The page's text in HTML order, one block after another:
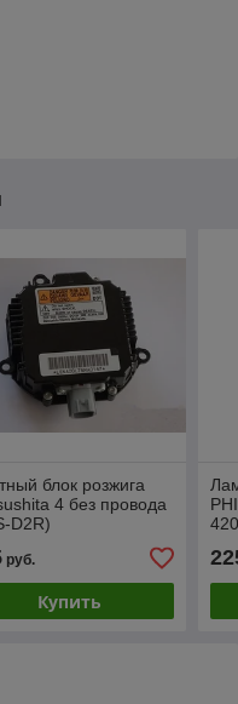
блок розжига
4 без провода
D2R)
руб.
Купить